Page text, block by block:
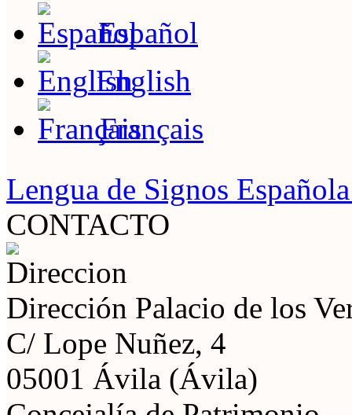
Español
English
Français
Lengua de Signos
CONTACTO
Dirección Palacio de los
C/ Lope Nuñez, 4
05001 Ávila (Ávila)